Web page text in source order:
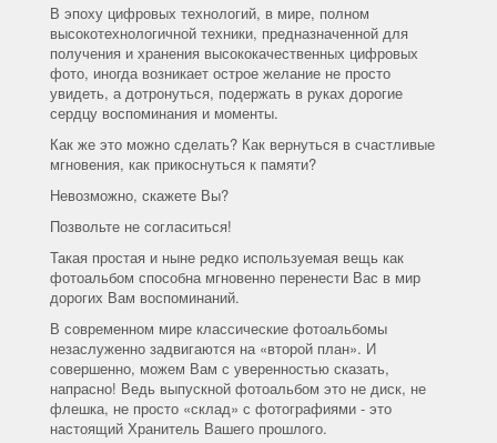
В эпоху цифровых технологий, в мире, полном
высокотехнологичной техники, предназначенной для
получения и хранения высококачественных цифровых
фото, иногда возникает острое желание не просто
увидеть, а дотронуться, подержать в руках дорогие
сердцу воспоминания и моменты.
Как же это можно сделать? Как вернуться в счастливые
мгновения, как прикоснуться к памяти?
Невозможно, скажете Вы?
Позвольте не согласиться!
Такая простая и ныне редко используемая вещь как
фотоальбом способна мгновенно перенести Вас в мир
дорогих Вам воспоминаний.
В современном мире классические фотоальбомы
незаслуженно задвигаются на «второй план». И
совершенно, можем Вам с уверенностью сказать,
напрасно! Ведь выпускной фотоальбом это не диск, не
флешка, не просто «склад» с фотографиями - это
настоящий Хранитель Вашего прошлого.